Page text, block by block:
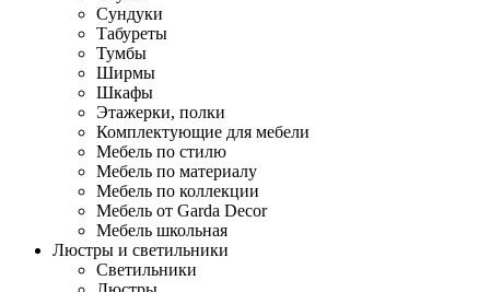
Сундуки
Табуреты
Тумбы
Ширмы
Шкафы
Этажерки, полки
Комплектующие для мебели
Мебель по стилю
Мебель по материалу
Мебель по коллекции
Мебель от Garda Decor
Мебель школьная
Люстры и светильники
Светильники